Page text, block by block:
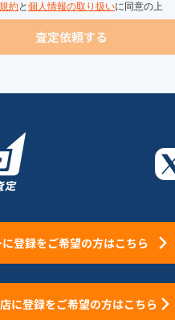
約と 個人情報の取り扱いに同意の上
査定依頼する
登録をご希望の方はこちら
に登録をご希望の方はこちら